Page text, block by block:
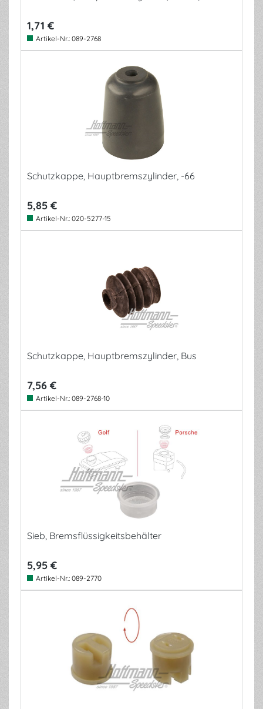
1,71 €
Artikel-Nr.: 089-2768
Schutzkappe, Hauptbremszylinder, -66
5,85 €
Artikel-Nr.: 020-5277-15
Schutzkappe, Hauptbremszylinder, Bus
7,56 €
Artikel-Nr.: 089-2768-10
Sieb, Bremsflüssigkeitsbehälter
5,95 €
Artikel-Nr.: 089-2770